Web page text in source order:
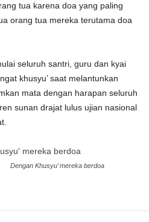
tua karena doa yang paling
orang tua mereka terutama doa
seluruh santri, guru dan kyai
khusyu’ saat melantunkan
mata dengan harapan seluruh
sunan drajat lulus ujian nasional
Dengan Khusyu’ mereka berdoa